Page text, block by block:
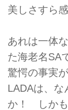
美しさすら
あれは一体
た海老名SA
驚愕の事実
LADAは、な
か！ しかも